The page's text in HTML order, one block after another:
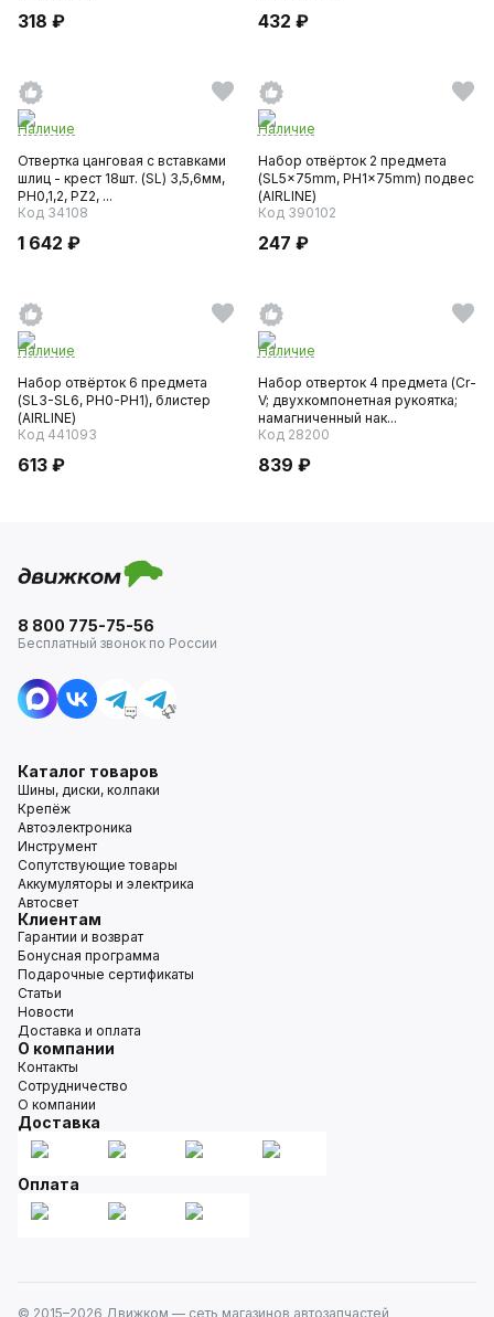
318 ₽ 432 ₽
Наличие
Отвертка цанговая с вставками
шлиц - крест 18шт. (SL) 3,5,6мм,
РН0,1,2, PZ2, ...
Код 34108
1 642 ₽
Наличие
Набор отвёрток 2 предмета
(SL5x75mm, PH1x75mm) подвес
(AIRLINE)
Код 390102
247 ₽
Наличие
Набор отвёрток 6 предмета
(SL3-SL6, PH0-PH1), блистер
(AIRLINE)
Код 441093
613 ₽
Наличие
Набор отверток 4 предмета (Cr-
V; двухкомпонетная рукоятка;
намагниченный нак...
Код 28200
839 ₽
8 800 775-75-56
Бесплатный звонок по России
Каталог товаров
Шины, диски, колпаки
Крепёж
Автоэлектроника
Инструмент
Сопутствующие товары
Аккумуляторы и электрика
Автосвет
Клиентам
Гарантии и возврат
Бонусная программа
Подарочные сертификаты
Статьи
Новости
Доставка и оплата
О компании
Контакты
Сотрудничество
О компании
Доставка
Оплата
© 2015–2026 Движком — сеть магазинов автозапчастей